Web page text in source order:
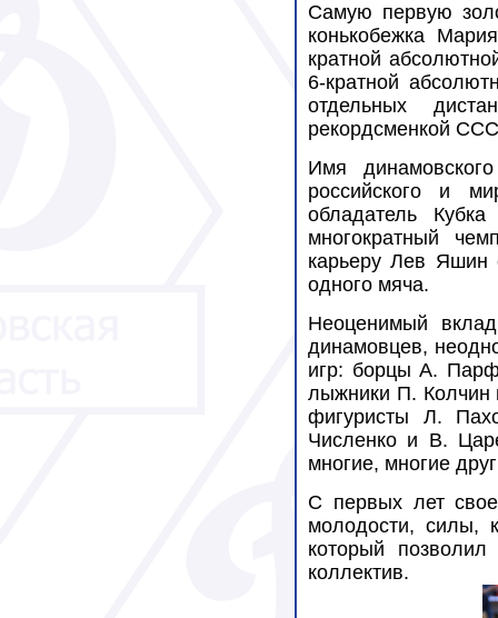
Самую первую
конькобежка
кратной
6-кратной
отдельных
рекордсменкой
Имя
российского и
обладатель
многократный
карьеру Лев Яшин
одного мяча.
Неоценимый
динамовцев,
игр: борцы А.
лыжники П. Колчин
фигуристы Л.
Численко и В.
многие, многие
С первых лет
молодости, силы,
который
коллектив.